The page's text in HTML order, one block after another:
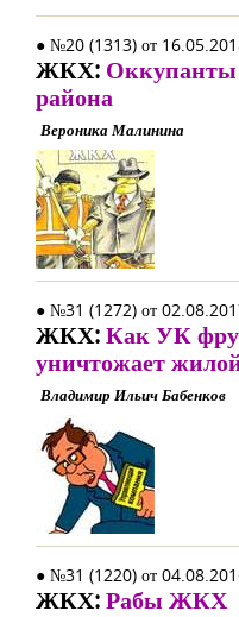
● №20 (1313) от
ЖКХ: Оккупанты
района
Вероника Малинина
● №31 (1272) от
ЖКХ:Как УК
уничтожает
Владимир Ильич Бабенков
● №31 (1220) от
ЖКХ:Рабы ЖКХ